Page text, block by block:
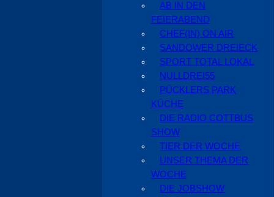
AB IN DEN
FEIERABEND
CHEF(IN) ON AIR
SANDOWER DREIECK
SPORT TOTAL LOKAL
NULLDREI55
PÜCKLERS PARK
KÜCHE
DIE RADIO COTTBUS
SHOW
TIER DER WOCHE
UNSER THEMA DER
WOCHE
DIE JOBSHOW